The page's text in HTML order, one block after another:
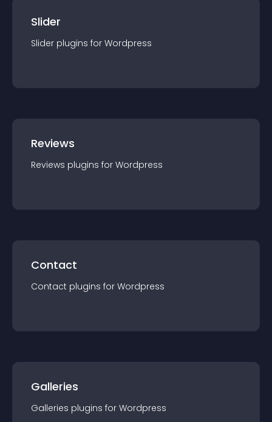
Slider
Slider plugins for Wordpress
Reviews
Reviews plugins for Wordpress
Contact
Contact plugins for Wordpress
Galleries
Galleries plugins for Wordpress